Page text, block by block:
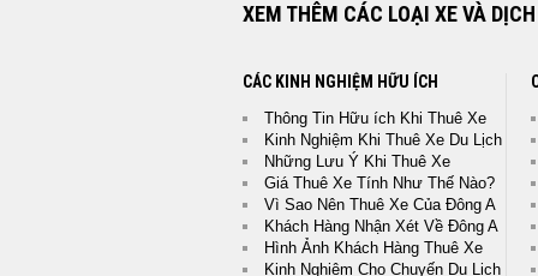
XEM THÊM CÁC LOẠI XE VÀ
CÁC KINH NGHIỆM HỮU ÍCH
Thông Tin Hữu ích Khi Thuê Xe
Kinh Nghiệm Khi Thuê Xe Du Lịch
Những Lưu Ý Khi Thuê Xe
Giá Thuê Xe Tính Như Thế Nào?
Vì Sao Nên Thuê Xe Của Đông A
Khách Hàng Nhận Xét Về Đông A
Hình Ảnh Khách Hàng Thuê Xe
Kinh Nghiệm Cho Chuyến Du Lịch